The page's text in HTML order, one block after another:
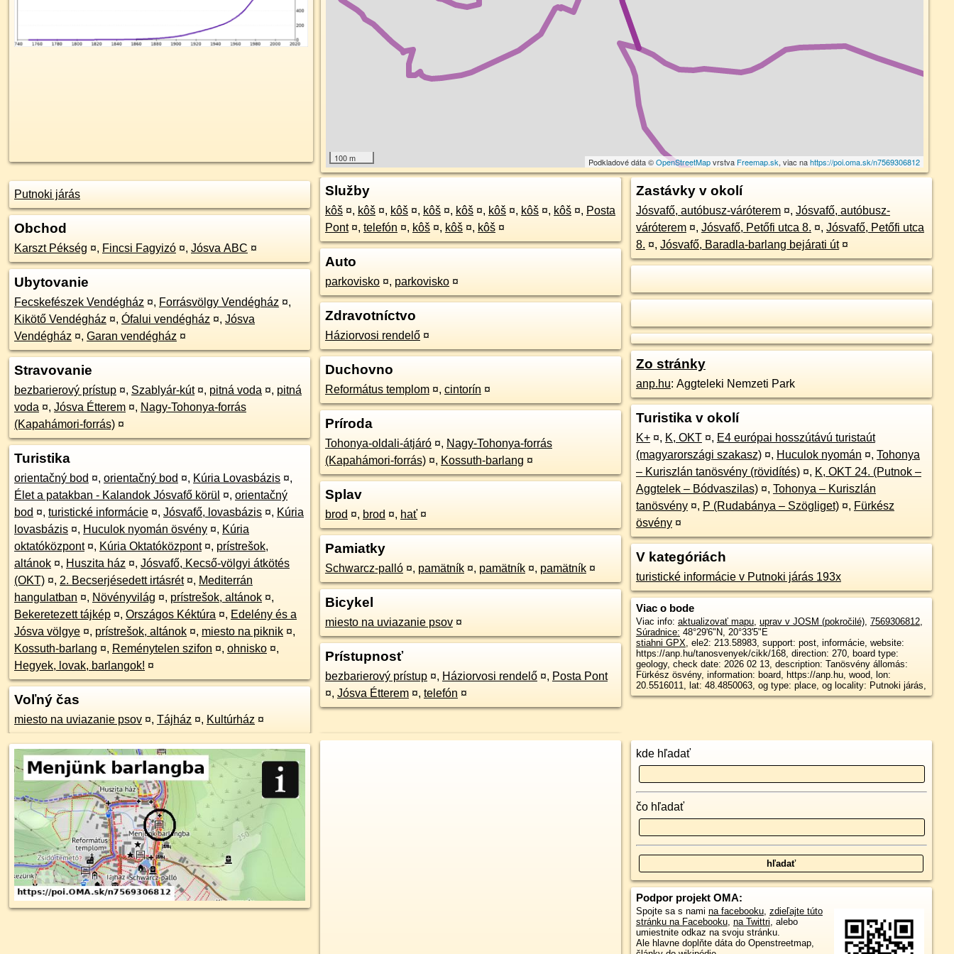
100 m Podkladové dáta ©OpenStreetMapvrstva Freemap.sk, viac nahttps://poi.oma.sk/n7569306812
Putnoki járás
Obchod
Karszt Pékség ¤, Fincsi Fagyizó ¤, Jósva ABC ¤
Ubytovanie
Fecskefészek Vendégház ¤, Forrásvölgy Vendégház ¤,
Kikötő Vendégház ¤, Ófalui vendégház ¤, Jósva
Vendégház ¤, Garan vendégház ¤
Stravovanie
bezbarierový prístup ¤, Szablyár-kút ¤, pitná voda ¤, pitná
voda ¤, Jósva Étterem ¤, Nagy-Tohonya-forrás
(Kapahámori-forrás) ¤
Turistika
orientačný bod ¤, orientačný bod ¤, Kúria Lovasbázis ¤,
Élet a patakban - Kalandok Jósvafő körül ¤, orientačný
bod ¤, turistické informácie ¤, Jósvafő, lovasbázis ¤, Kúria
lovasbázis ¤, Huculok nyomán ösvény ¤, Kúria
oktatóközpont ¤, Kúria Oktatóközpont ¤, prístrešok,
altánok ¤, Huszita ház ¤, Jósvafő, Kecső-völgyi átkötés
(OKT) ¤, 2. Becserjésedett irtásrét ¤, Mediterrán
hangulatban ¤, Növényvilág ¤, prístrešok, altánok ¤,
Bekeretezett tájkép ¤, Országos Kéktúra ¤, Edelény és a
Jósva völgye ¤, prístrešok, altánok ¤, miesto na piknik ¤,
Kossuth-barlang ¤, Reménytelen szifon ¤, ohnisko ¤,
Hegyek, lovak, barlangok! ¤
Voľný čas
miesto na uviazanie psov ¤, Tájház ¤, Kultúrház ¤
Služby
kôš ¤, kôš ¤, kôš ¤, kôš ¤, kôš ¤, kôš ¤, kôš ¤, kôš ¤, Posta
Pont ¤, telefón ¤, kôš ¤, kôš ¤, kôš ¤
Auto
parkovisko ¤, parkovisko ¤
Zdravotníctvo
Háziorvosi rendelő ¤
Duchovno
Református templom ¤, cintorín ¤
Príroda
Tohonya-oldali-átjáró ¤, Nagy-Tohonya-forrás
(Kapahámori-forrás) ¤, Kossuth-barlang ¤
Splav
brod ¤, brod ¤, hať ¤
Pamiatky
Schwarcz-palló ¤, pamätník ¤, pamätník ¤, pamätník ¤
Bicykel
miesto na uviazanie psov ¤
Prístupnosť
bezbarierový prístup ¤, Háziorvosi rendelő ¤, Posta Pont
¤, Jósva Étterem ¤, telefón ¤
Zastávky v okolí
Jósvafő, autóbusz-váróterem ¤, Jósvafő, autóbusz-
váróterem ¤, Jósvafő, Petőfi utca 8. ¤, Jósvafő, Petőfi utca
8. ¤, Jósvafő, Baradla-barlang bejárati út ¤
Zo stránky
anp.hu : Aggteleki Nemzeti Park
Turistika v okolí
K+ ¤, K, OKT ¤, E4 európai hosszútávú turistaút
(magyarországi szakasz) ¤, Huculok nyomán ¤, Tohonya
– Kuriszlán tanösvény (rövidítés) ¤, K, OKT 24. (Putnok –
Aggtelek – Bódvaszilas) ¤, Tohonya – Kuriszlán
tanösvény ¤, P (Rudabánya – Szögliget) ¤, Fürkész
ösvény ¤
V kategóriách
turistické informácie v Putnoki járás 193x
Viac o bode
Viac info: aktualizovať mapu, uprav v JOSM (pokročilé), 7569306812,
Súradnice: 48°29'6"N, 20°33'5"E
stiahni GPX, ele2: 213.58983, support: post, informácie, website:
https://anp.hu/tanosvenyek/cikk/168, direction: 270, board type:
geology, check date: 2026 02 13, description: Tanösvény állomás:
Fürkész ösvény, information: board, https://anp.hu, wood, lon:
20.5516011, lat: 48.4850063, og type: place, og locality: Putnoki járás,
kde hľadať
čo hľadať
Podpor projekt OMA:
Spojte sa s nami na facebooku, zdieľajte túto
stránku na Facebooku, na Twittri, alebo
umiestnite odkaz na svoju stránku.
Ale hlavne doplňte dáta do Openstreetmap,